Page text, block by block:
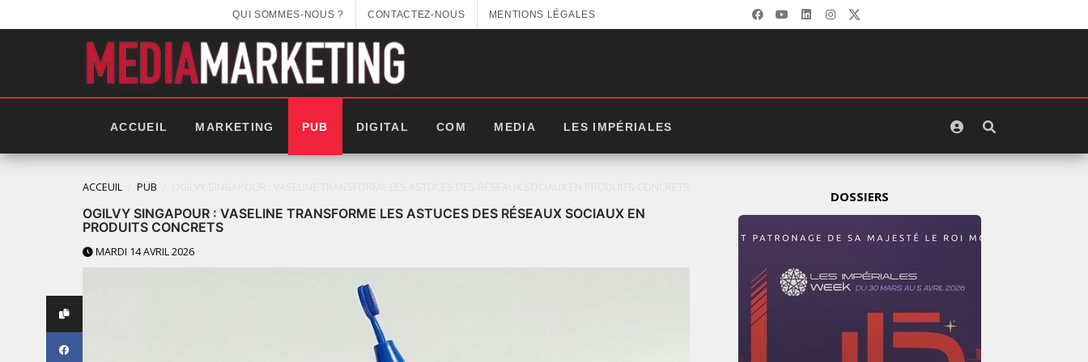
QUI SOMMES-NOUS ? CONTACTEZ-NOUS MENTIONS LÉGALES
ACCUEIL MARKETING PUB DIGITAL COM MEDIA LES IMPÉRIALES
ACCEUIL PUB
OGILVY SINGAPOUR : VASELINE TRANSFORME LES ASTUCES DES RÉSEAUX SOCIAUX EN
PRODUITS CONCRETS
MARDI 14 AVRIL 2026
DOSSIERS
NOUVELLES
LES IMPÉRIALES WEEK 2025:
LA-
MISE
PERSONNALISÉ